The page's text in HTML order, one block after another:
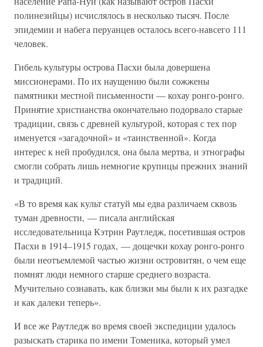
полинезийцы) исчислялось в несколько тысяч. После
эпидемии и набега перуанцев осталось всего-навсего 111
человек.
Гибель культуры острова Пасхи была довершена
миссионерами. По их наущению были сожжены
памятники местной письменности — кохау ронго-ронго.
Принятие христианства окончательно подорвало старые
традиции, связь с древней культурой, которая с тех пор
именуется «загадочной» и «таинственной». Когда
интерес к ней пробудился, она была мертва, и этнографы
смогли собрать лишь немногие крупицы прежних знаний
и традиций.
«В то время как культ статуй мы едва различаем сквозь
туман древности, — писала английская
исследовательница Кэтрин Раутледж, посетившая остров
Пасхи в 1914–1915 годах, — дощечки кохау ронго-ронго
были неотъемлемой частью жизни островитян, о чем еще
помнят люди немного старше среднего возраста.
Мучительно сознавать, как близки мы были к их разгадке
и как далеки теперь».
И все же Раутледж во время своей экспедиции удалось
разыскать старика по имени Томеника, который умел